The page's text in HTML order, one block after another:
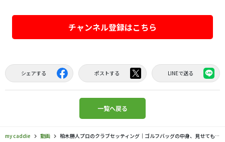
チャンネル登録はこちら
シェアする ポストする LINEで送る
一覧へ戻る
my caddie 動画 柏木勝人プロのクラブセッティング｜ゴルフバッグの中身、見せてもらいました【No.23】